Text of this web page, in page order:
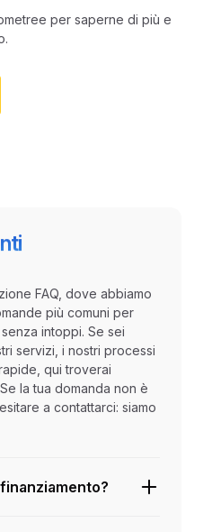
per saperne di più e
FAQ, dove abbiamo
più comuni per
intoppi. Se sei
servizi, i nostri processi
qui troverai
la tua domanda non è
a contattarci: siamo